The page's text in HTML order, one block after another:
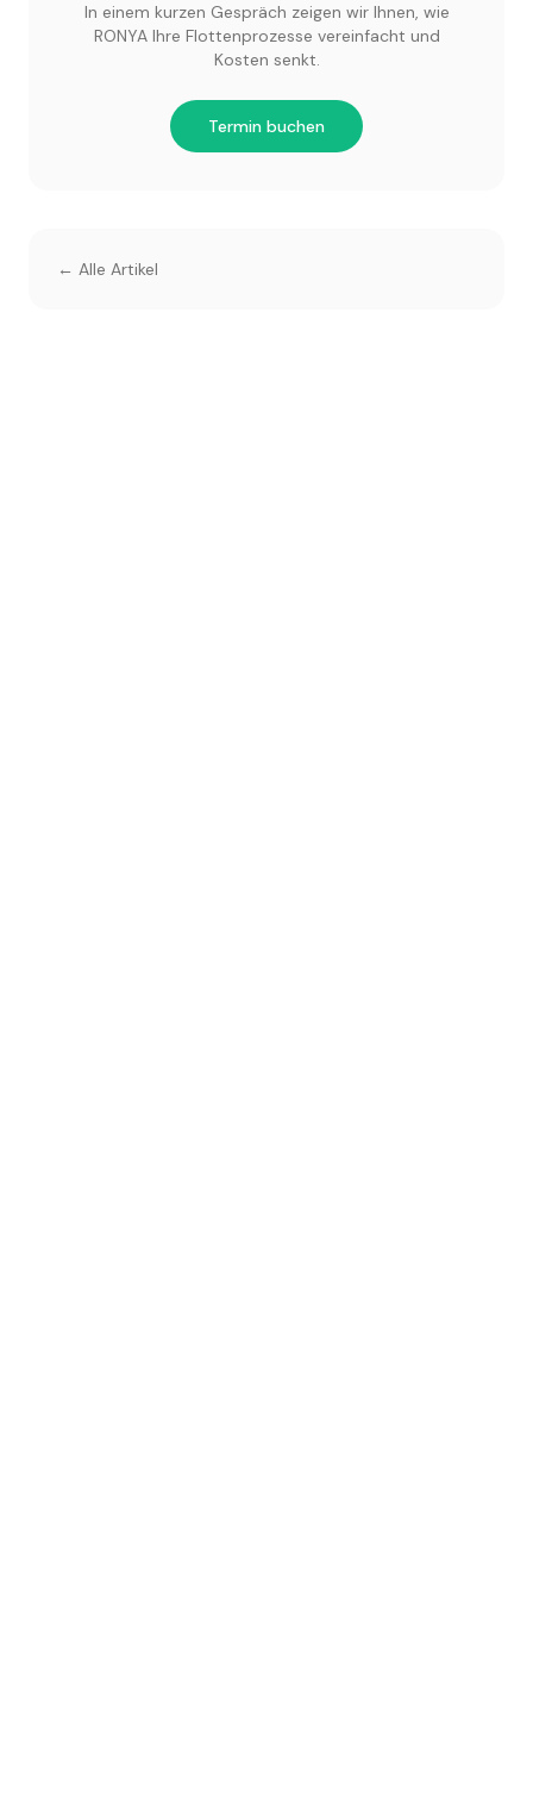
In einem kurzen Gespräch zeigen wir Ihnen, wie
RONYA Ihre Flottenprozesse vereinfacht und
Kosten senkt.
Termin buchen
← Alle Artikel